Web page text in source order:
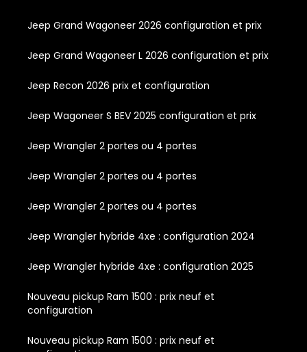
Jeep Grand Wagoneer 2026 configuration et prix
Jeep Grand Wagoneer L 2026 configuration et prix
Jeep Recon 2026 prix et configuration
Jeep Wagoneer S BEV 2025 configuration et prix
Jeep Wrangler 2 portes ou 4 portes
Jeep Wrangler 2 portes ou 4 portes
Jeep Wrangler 2 portes ou 4 portes
Jeep Wrangler hybride 4xe : configuration 2024
Jeep Wrangler hybride 4xe : configuration 2025
Nouveau pickup Ram 1500 : prix neuf et
configuration
Nouveau pickup Ram 1500 : prix neuf et